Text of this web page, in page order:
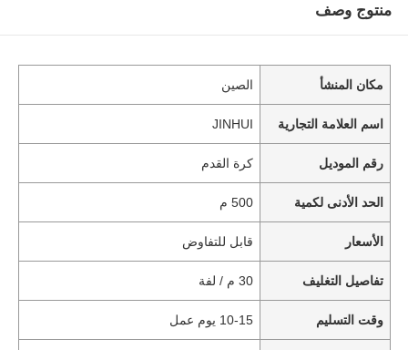
منتوج وصف
مكان المنشأ الصين
اسم العلامة التجارية JINHUI
رقم الموديل كرة القدم
الحد الأدنى لكمية 500 م
الأسعار قابل للتفاوض
تفاصيل التغليف 30 م / لفة
وقت التسليم 10-15 يوم عمل